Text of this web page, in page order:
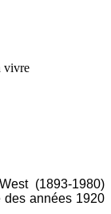
vivre
(1893-1980)
des années 1920